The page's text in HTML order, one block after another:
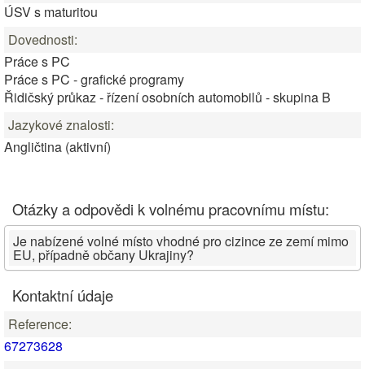
ÚSV s maturitou
Dovednosti:
Práce s PC
Práce s PC - grafické programy
Řidičský průkaz - řízení osobních automobilů - skupina B
Jazykové znalosti:
Angličtina (aktivní)
Otázky a odpovědi k volnému pracovnímu místu:
Je nabízené volné místo vhodné pro cizince ze zemí mimo
EU, případně občany Ukrajiny?
Kontaktní údaje
Reference:
67273628